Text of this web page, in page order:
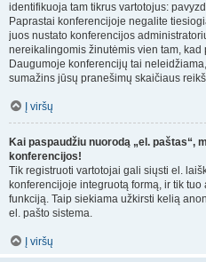
identifikuoja tam tikrus vartotojus:
Paprastai konferencijoje negalite
juos nustato konferencijos
nereikalingomis žinutėmis vien tam,
Daugumoje konferencijų tai
sumažins jūsų pranešimų skaičiaus
Į viršų
Kai paspaudžiu nuorodą „el. paštas“,
konferencijos!
Tik registruoti vartotojai gali siųsti el.
konferencijoje integruotą formą, ir tik
funkciją. Taip siekiama užkirsti kelią
el. pašto sistema.
Į viršų